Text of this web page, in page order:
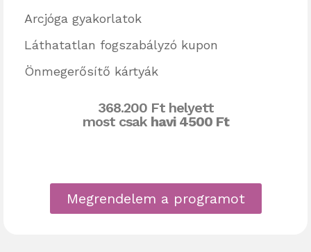
Arcjóga gyakorlatok
Láthatatlan fogszabályzó kupon
Önmegerősítő kártyák
368.200 Ft helyett
most csak havi 4500 Ft
Megrendelem a programot